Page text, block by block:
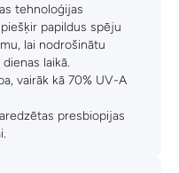
tehnoloģijas
papildus spēju
lai nodrošinātu
laikā.
vairāk kā 70% UV-A
presbiopijas